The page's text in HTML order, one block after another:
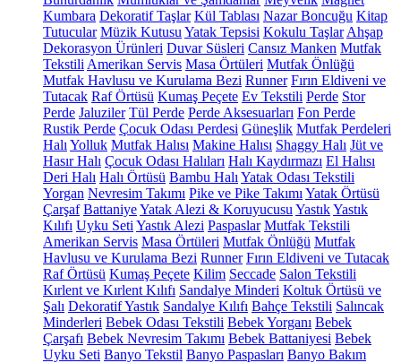
Kumbara Dekoratif Taşlar Kül Tablası Nazar Boncuğu Kitap
Tutucular Müzik Kutusu Yatak Tepsisi Kokulu Taşlar Ahşap
Dekorasyon Ürünleri Duvar Süsleri Cansız Manken Mutfak
Tekstili Amerikan Servis Masa Örtüleri Mutfak Önlüğü
Mutfak Havlusu ve Kurulama Bezi Runner Fırın Eldiveni ve
Tutacak Raf Örtüsü Kumaş Peçete Ev Tekstili Perde Stor
Perde Jaluziler Tül Perde Perde Aksesuarları Fon Perde
Rustik Perde Çocuk Odası Perdesi Güneşlik Mutfak Perdeleri
Halı Yolluk Mutfak Halısı Makine Halısı Shaggy Halı Jüt ve
Hasır Halı Çocuk Odası Halıları Halı Kaydırmazı El Halısı
Deri Halı Halı Örtüsü Bambu Halı Yatak Odası Tekstili
Yorgan Nevresim Takımı Pike ve Pike Takımı Yatak Örtüsü
Çarşaf BattaniyeYatak Alezi & Koruyucusu YastıkYastık
Kılıfı Uyku Seti Yastık Alezi Paspaslar Mutfak Tekstili
Amerikan Servis Masa Örtüleri Mutfak Önlüğü Mutfak
Havlusu ve Kurulama Bezi Runner Fırın Eldiveni ve Tutacak
Raf Örtüsü Kumaş Peçete Kilim Seccade Salon Tekstili
Kırlent ve Kırlent Kılıfı Sandalye Minderi Koltuk Örtüsü ve
Şalı Dekoratif Yastık Sandalye Kılıfı Bahçe Tekstili Salıncak
Minderleri Bebek Odası Tekstili Bebek Yorganı Bebek
Çarşafı Bebek Nevresim Takımı Bebek Battaniyesi Bebek
Uyku Seti Banyo Tekstil Banyo Paspasları Banyo Bakım